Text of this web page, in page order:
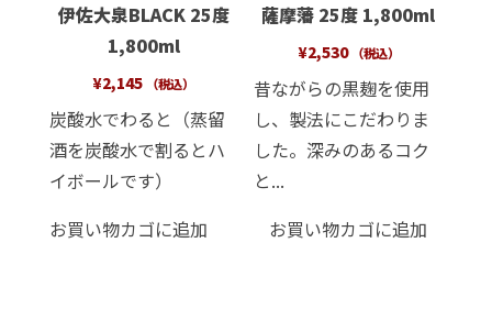
伊佐大泉BLACK 25度
1,800ml
¥2,145 （税込）
炭酸水でわると（蒸留
酒を炭酸水で割るとハ
イボールです）
お買い物カゴに追加
薩摩藩 25度 1,800ml
¥2,530 （税込）
昔ながらの黒麹を使用
し、製法にこだわりま
した。深みのあるコク
と...
お買い物カゴに追加